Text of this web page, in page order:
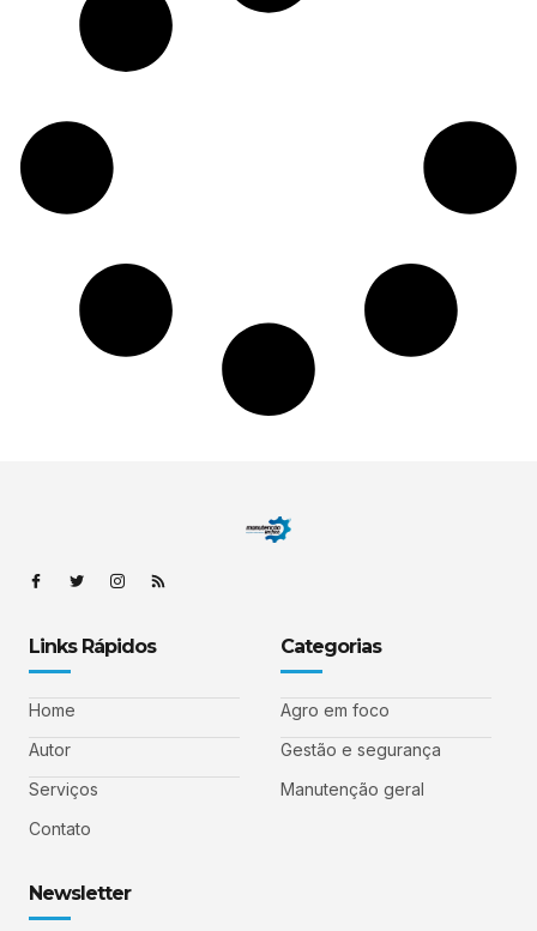
Links Rápidos
Home
Autor
Serviços
Contato
Categorias
Agro em foco
Gestão e segurança
Manutenção geral
Newsletter